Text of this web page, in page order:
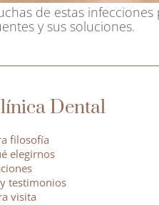
de estas
y sus soluciones.
Dental
filosofía
elegirnos
testimonios
visita